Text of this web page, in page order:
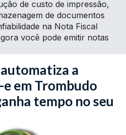
de custo de impressão,
de documentos
na Nota Fiscal
você pode emitir notas
automatiza a
e em Trombudo
tempo no seu